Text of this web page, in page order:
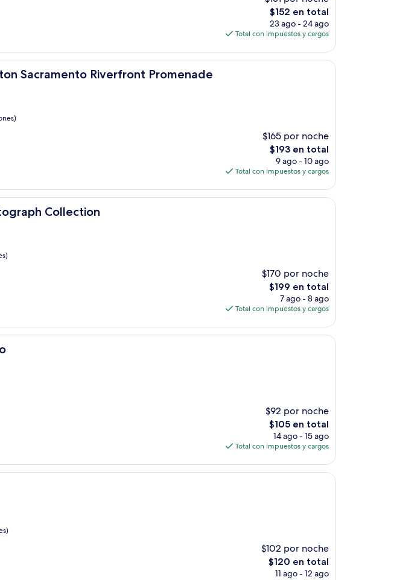
El
precio
actual
de
$152 en total
23 ago - 24 ago
Total con impuestos y cargos
Sacramento Riverfront Promenade
Riverfront Promenade
$165 por noche
El
precio
actual
de
$193 en total
9 ago - 10 ago
Total con impuestos y cargos
Collection
Collection
$170 por noche
El
precio
actual
de
$199 en total
7 ago - 8 ago
Total con impuestos y cargos
$92 por noche
El
precio
actual
de
$105 en total
14 ago - 15 ago
Total con impuestos y cargos
$102 por noche
El
precio
$120 en total
11 ago - 12 ago